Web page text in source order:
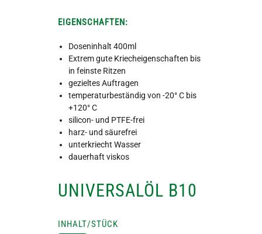
EIGENSCHAFTEN:
Doseninhalt 400ml
Extrem gute Kriecheigenschaften bis
in feinste Ritzen
gezieltes Auftragen
temperaturbeständig von -20° C bis
+120° C
silicon- und PTFE-frei
harz- und säurefrei
unterkriecht Wasser
dauerhaft viskos
UNIVERSALÖL B10
INHALT/STÜCK